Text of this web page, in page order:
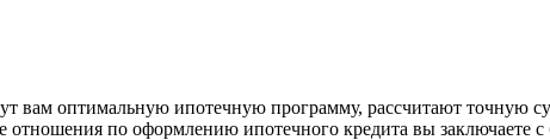
вам оптимальную ипотечную программу, рассчитают точную
по оформлению ипотечного кредита вы заключаете с